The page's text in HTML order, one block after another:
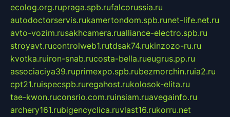
ecolog.org.rupraga.spb.rufalcorussia.ru
autodoctorservis.rukamertondom.spb.runet-life.net.ru
avto-vozim.rusakhcamera.rualliance-electro.spb.ru
stroyavt.rucontrolweb1.rutdsak74.rukinzozo-ru.ru
kvotka.ruiron-snab.rucosta-bella.rueugrus.pp.ru
associaciya39.ruprimexpo.spb.rubezmorchin.ruia2.ru
cpt21.ruispecspb.ruregahost.rukolosok-elita.ru
tae-kwon.ruconsrio.com.ruinsiam.ruavegainfo.ru
archery161.rubigencyclica.ruvlast16.rukorru.net